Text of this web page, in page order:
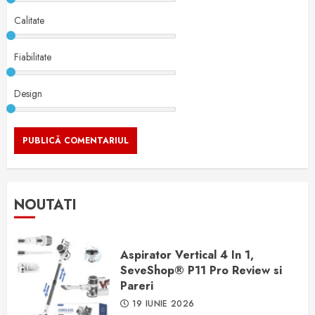
Calitate
Fiabilitate
Design
NOUTATI
Aspirator Vertical 4 In 1,
SeveShop® P11 Pro Review si
Pareri
19 IUNIE 2026